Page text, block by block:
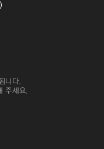
니다.
주세요.